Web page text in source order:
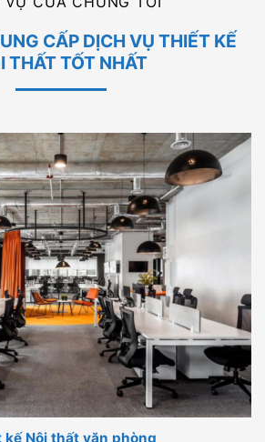
CẤP DỊCH VỤ THIẾT KẾ
THẤT TỐT NHẤT
kế Nội thất văn phòng